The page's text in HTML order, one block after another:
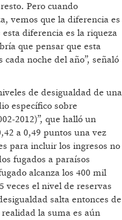
Pero cuando
vemos que la diferencia es
diferencia es la riqueza
que pensar que esta
cada noche del año”, señaló
de desigualdad de una
específico sobre
2012)”, que halló un
a 0,49 puntos una vez
para incluir los ingresos no
fugados a paraísos
alcanza los 400 mil
veces el nivel de reservas
salta entonces de
la suma es aún